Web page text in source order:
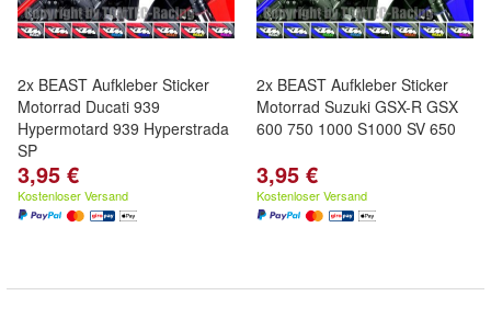
2x BEAST Aufkleber Sticker
Motorrad Ducati 939
Hypermotard 939 Hyperstrada
SP
3,95 €
Kostenloser Versand
2x BEAST Aufkleber Sticker
Motorrad Suzuki GSX-R GSX
600 750 1000 S1000 SV 650
3,95 €
Kostenloser Versand